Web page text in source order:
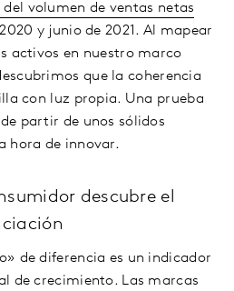
volumen de ventas netas
y junio de 2021. Al mapear
activos en nuestro marco
que la coherencia
con luz propia. Una prueba
partir de unos sólidos
hora de innovar.
descubre el
de diferencia es un indicador
de crecimiento. Las marcas